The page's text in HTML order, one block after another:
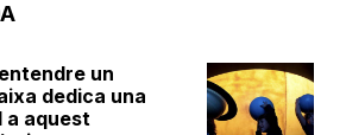
un
dedica una
a aquest